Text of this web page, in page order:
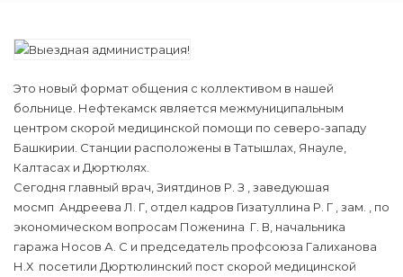
Это новый формат общения с коллективом в нашей
больнице. Нефтекамск является межмуниципальным
центром скорой медицинской помощи по северо-западу
Башкирии. Станции расположены в Татышлах, Янауле,
Калтасах и Дюртюлях.
Сегодня главный врач, Зиятдинов Р. З , заведуюшая
мосмп Андреева Л. Г, отдел кадров Гизатуллина Р. Г , зам. , по
экономическом вопросам Поженина Г. В, начальника
гаража Носов А. С и председатель профсоюза Галиханова
Н.Х посетили Дюртюлинский пост скорой медицинской